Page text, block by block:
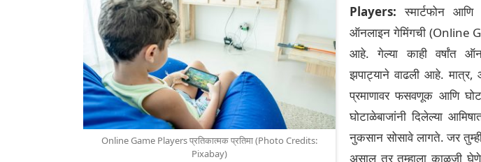
Online Game Players प्रतिकात्मक प्रतिमा (Photo Credits:
Pixabay)
Players: स्मार्टफोन
ऑनलाइन गेमिंगची (Online
आहे. गेल्या काही वर्षांत
झपाट्याने वाढली आहे. मात्र,
प्रमाणावर फसवणूक आणि
घोटाळेबाजांनी दिलेल्या
नुकसान सोसावे लागते. जर
असाल तर तुम्हाला काळजी